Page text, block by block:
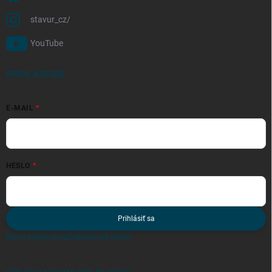
stavur_cz/
YouTube
PRIHLÁSENIE
E-MAIL
HESLO
Prihlásiť sa
Nová registráciaZabudnuté heslo